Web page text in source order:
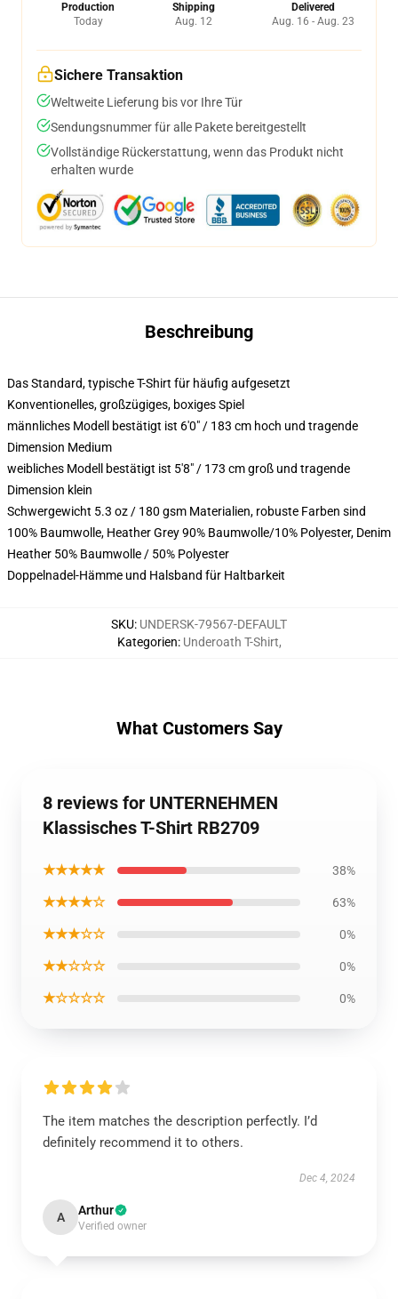
Production
Today
Shipping
Aug. 12
Delivered
Aug. 16 - Aug. 23
Sichere Transaktion
Weltweite Lieferung bis vor Ihre Tür
Sendungsnummer für alle Pakete bereitgestellt
Vollständige Rückerstattung, wenn das Produkt nicht
erhalten wurde
Beschreibung
Das Standard, typische T-Shirt für häufig aufgesetzt
Konventionelles, großzügiges, boxiges Spiel
männliches Modell bestätigt ist 6'0" / 183 cm hoch und tragende
Dimension Medium
weibliches Modell bestätigt ist 5'8" / 173 cm groß und tragende
Dimension klein
Schwergewicht 5.3 oz / 180 gsm Materialien, robuste Farben sind
100% Baumwolle, Heather Grey 90% Baumwolle/10% Polyester, Denim
Heather 50% Baumwolle / 50% Polyester
Doppelnadel-Hämme und Halsband für Haltbarkeit
SKU: UNDERSK-79567-DEFAULT
Kategorien: Underoath T-Shirt,
What Customers Say
8 reviews for UNTERNEHMEN
Klassisches T-Shirt RB2709
★★★★★ 38%
★★★★☆ 63%
★★★☆☆ 0%
★★☆☆☆ 0%
★☆☆☆☆ 0%
The item matches the description perfectly. I’d
definitely recommend it to others.
Dec 4, 2024
A Arthur
Verified owner